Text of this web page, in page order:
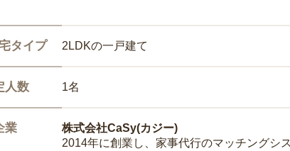
タイプ 2LDKの一戸建て
人数 1名
業
株式会社CaSy(カジー)
2014年に創業し、家事代行のマッチングシ